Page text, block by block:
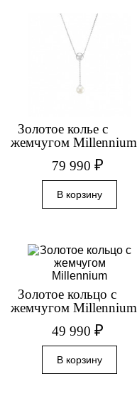
Золотое колье с
жемчугом Millennium
79 990₽
Золотое кольцо с
жемчугом Millennium
49 990₽